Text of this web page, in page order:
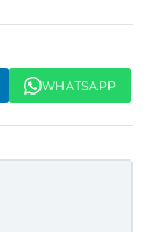
WHATSAPP